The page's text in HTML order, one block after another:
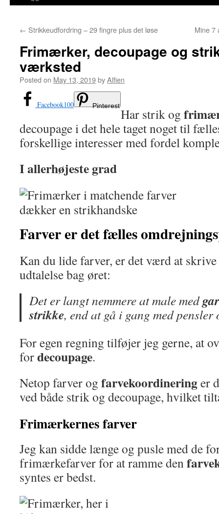
← Strikkeudfordring – 29 fingre plus det løse Mine 7
Frimærker, decoupage og
værksted
Posted on May 13, 2019byAlfien
Facebook100 PinterestHar strik og
decoupage i det hele taget noget til
forskellige interesser med fordel
I allerhøjeste grad
Farver er det fælles
Kan du lide farver, er det værd at skrive
udtalelse bag øret:
Det er langt nemmere at male med
strikke, end at gå i gang med pensler
For egen regning tilføjer jeg gerne, at
fordecoupage.
Netop farver og farvekoordineringer
ved både strik og decoupage, hvilket
Frimærkernes farver
Jeg kan sidde længe og pusle med de
frimærkefarver for at ramme den
syntes er bedst.